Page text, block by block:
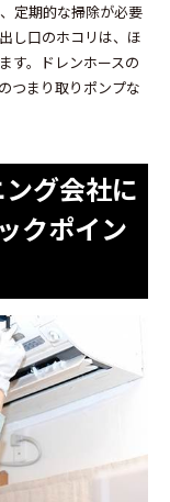
定期的な掃除が必要
し口のホコリは、ほ
す。ドレンホースの
つまり取りポンプな
グ会社に
クポイン